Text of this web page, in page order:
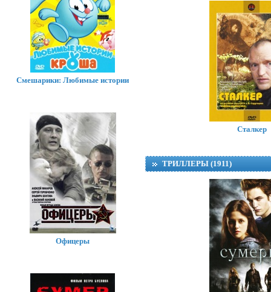
Сталкер
ТРИЛЛЕРЫ (1911)
Смешарики: Любимые истории
Офицеры